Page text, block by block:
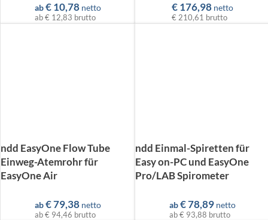
ab €10,78 netto
ab€ 12,83 brutto
€176,98 netto
€ 210,61 brutto
ndd EasyOne Flow Tube
Einweg-Atemrohr für
EasyOne Air
ab €79,38 netto
ab€ 94,46 brutto
ndd Einmal-Spiretten für
Easy on-PC und EasyOne
Pro/LAB Spirometer
ab €78,89 netto
ab€ 93,88 brutto